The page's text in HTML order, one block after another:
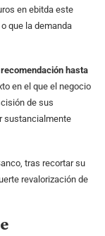
en ebitda este
que la demanda
hasta
en el que el negocio
de sus
sustancialmente
tras recortar su
revalorización de